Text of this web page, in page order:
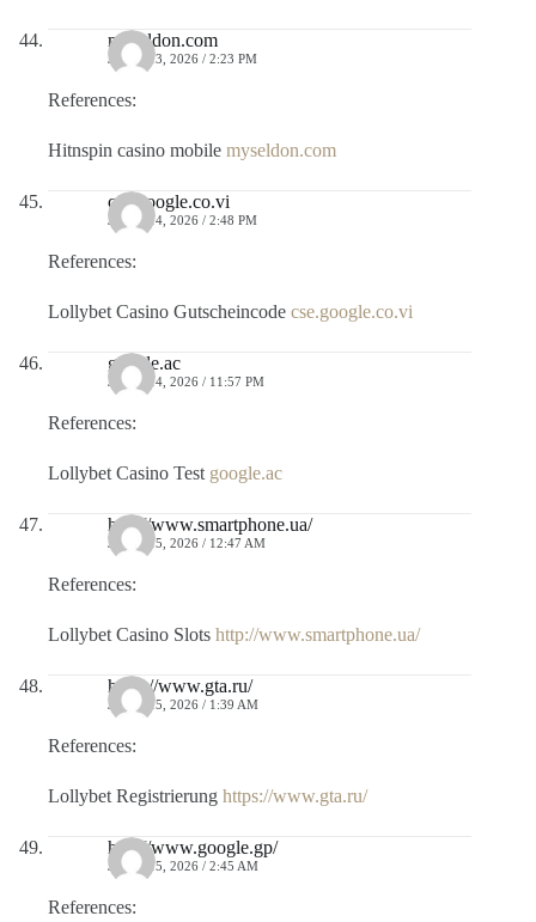
myseldon.com
JULIO 13, 2026 / 2:23 PM
References:
Hitnspin casino mobile myseldon.com
cse.google.co.vi
JULIO 14, 2026 / 2:48 PM
References:
Lollybet Casino Gutscheincode cse.google.co.vi
google.ac
JULIO 14, 2026 / 11:57 PM
References:
Lollybet Casino Test google.ac
http://www.smartphone.ua/
JULIO 15, 2026 / 12:47 AM
References:
Lollybet Casino Slots http://www.smartphone.ua/
https://www.gta.ru/
JULIO 15, 2026 / 1:39 AM
References:
Lollybet Registrierung https://www.gta.ru/
http://www.google.gp/
JULIO 15, 2026 / 2:45 AM
References: